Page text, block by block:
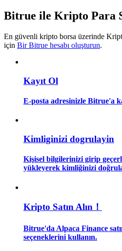
Bilgi
Bitrue ile Kripto Para
En güvenli kripto borsa üzerinde
için Bir Bitrue hesabı oluşturun.
Kayıt Ol
E-posta adresinizle Bitrue'a
Kimliginizi dogrulayin
Kişisel bilgilerinizi girip
yükleyerek kimliğinizi
Kripto Satın Alın！
Bitrue'da Alpaca Finance
seçeneklerini kullanın.